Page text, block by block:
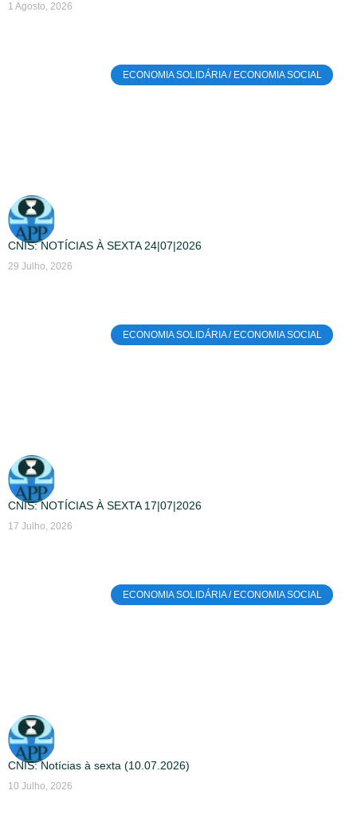
1 Agosto, 2026
ECONOMIA SOLIDÁRIA / ECONOMIA SOCIAL
CNIS: NOTÍCIAS À SEXTA 24|07|2026
29 Julho, 2026
ECONOMIA SOLIDÁRIA / ECONOMIA SOCIAL
CNIS: NOTÍCIAS À SEXTA 17|07|2026
17 Julho, 2026
ECONOMIA SOLIDÁRIA / ECONOMIA SOCIAL
CNIS: Notícias à sexta (10.07.2026)
10 Julho, 2026